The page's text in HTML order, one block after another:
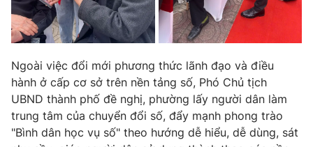
Ngoài việc đổi mới phương thức lãnh đạo và điều
hành ở cấp cơ sở trên nền tảng số, Phó Chủ tịch
UBND thành phố đề nghị, phường lấy người dân làm
trung tâm của chuyển đổi số, đẩy mạnh phong trào
"Bình dân học vụ số" theo hướng dễ hiểu, dễ dùng, sát